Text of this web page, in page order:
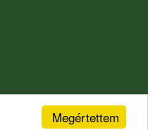
Megértettem
Kapcsolat